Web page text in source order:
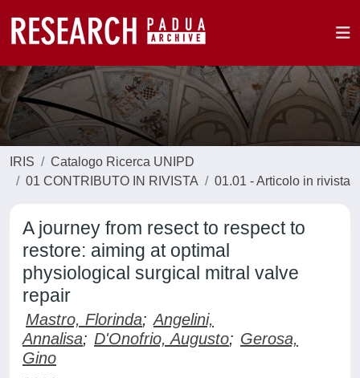
IRIS
Catalogo Ricerca UNIPD
01 CONTRIBUTO IN RIVISTA
01.01 - Articolo in rivista
A journey from resect to respect to
restore: aiming at optimal
physiological surgical mitral valve
repair
Mastro, Florinda; Angelini,
Annalisa; D'Onofrio, Augusto; Gerosa,
Gino